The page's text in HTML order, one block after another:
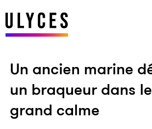
Un ancien marine
un braqueur dans
grand calme